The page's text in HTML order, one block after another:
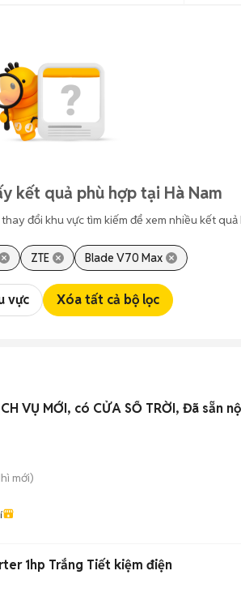
kết quả phù hợp tại Hà Nam
đổi khu vực tìm kiếm để xem nhiều kết quả
ZTE Blade V70 Max
vực Xóa tất cả bộ lọc
VỤ MỚI, có CỬA SỔ TRỜI, Đã sẵn
mới)
1hp Trắng Tiết kiệm điện